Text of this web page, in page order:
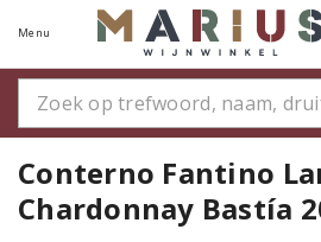
Menu
Conterno Fantino
Chardonnay Bastía